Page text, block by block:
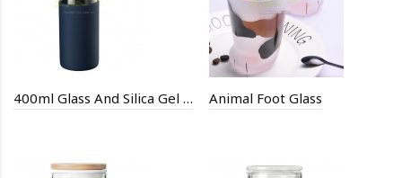
400ml Glass And Silica Gel Anti Scalding Cup Animal Foot Glass